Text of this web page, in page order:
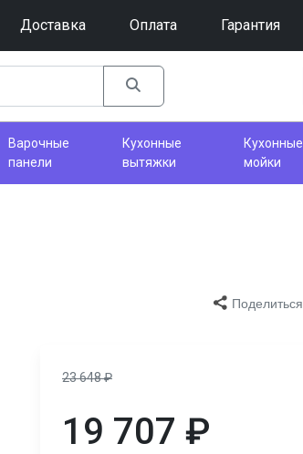
Доставка Оплата Гарантия
Варочные
панели
Кухонные
вытяжки
Кухонные
мойки
Поделиться
23 648₽
19 707 ₽